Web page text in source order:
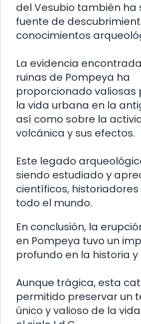
del Vesubio también ha
fuente de
conocimientos
La evidencia
ruinas de Pompeya ha
proporcionado valiosas
la vida urbana en la
así como sobre la
volcánica y sus efectos.
Este legado
siendo estudiado y
científicos,
todo el mundo.
En conclusión, la
en Pompeya tuvo un
profundo en la historia y
Aunque trágica, esta
permitido preservar un
único y valioso de la